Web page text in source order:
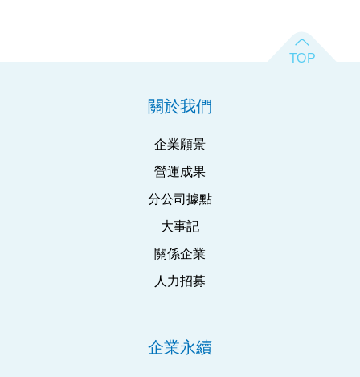
關於我們
企業願景
營運成果
分公司據點
大事記
關係企業
人力招募
企業永續